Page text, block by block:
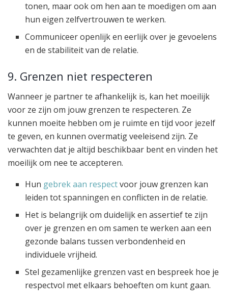
tonen, maar ook om hen aan te moedigen om aan
hun eigen zelfvertrouwen te werken.
Communiceer openlijk en eerlijk over je gevoelens
en de stabiliteit van de relatie.
9. Grenzen niet respecteren
Wanneer je partner te afhankelijk is, kan het moeilijk
voor ze zijn om jouw grenzen te respecteren. Ze
kunnen moeite hebben om je ruimte en tijd voor jezelf
te geven, en kunnen overmatig veeleisend zijn. Ze
verwachten dat je altijd beschikbaar bent en vinden het
moeilijk om nee te accepteren.
Hun gebrek aan respectvoor jouw grenzen kan
leiden tot spanningen en conflicten in de relatie.
Het is belangrijk om duidelijk en assertief te zijn
over je grenzen en om samen te werken aan een
gezonde balans tussen verbondenheid en
individuele vrijheid.
Stel gezamenlijke grenzen vast en bespreek hoe je
respectvol met elkaars behoeften om kunt gaan.